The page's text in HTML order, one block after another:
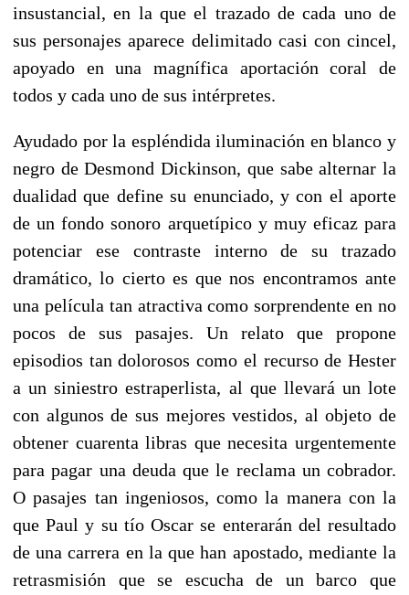
insustancial, en la que el trazado de cada uno de
sus personajes aparece delimitado casi con cincel,
apoyado en una magnífica aportación coral de
todos y cada uno de sus intérpretes.
Ayudado por la espléndida iluminación en blanco y
negro de Desmond Dickinson, que sabe alternar la
dualidad que define su enunciado, y con el aporte
de un fondo sonoro arquetípico y muy eficaz para
potenciar ese contraste interno de su trazado
dramático, lo cierto es que nos encontramos ante
una película tan atractiva como sorprendente en no
pocos de sus pasajes. Un relato que propone
episodios tan dolorosos como el recurso de Hester
a un siniestro estraperlista, al que llevará un lote
con algunos de sus mejores vestidos, al objeto de
obtener cuarenta libras que necesita urgentemente
para pagar una deuda que le reclama un cobrador.
O pasajes tan ingeniosos, como la manera con la
que Paul y su tío Oscar se enterarán del resultado
de una carrera en la que han apostado, mediante la
retrasmisión que se escucha de un barco que